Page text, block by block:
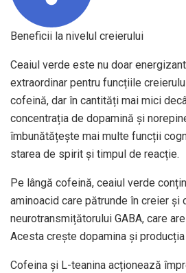
Beneficii la nivelul creierului
Ceaiul verde este nu doar
extraordinar pentru funcțiile
cofeină, dar în cantități mai mici
concentrația de dopamină și
îmbunătățește mai multe funcții
starea de spirit și timpul de reacție.
Pe lângă cofeină, ceaiul verde
aminoacid care pătrunde în creier și
neurotransmițătorului GABA, care
Acesta crește dopamina și
Cofeina și L-teanina acționează